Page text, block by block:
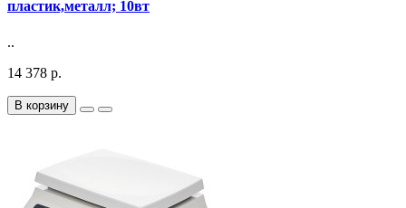
пластик,металл; 10вт
..
14 378 р.
В корзину